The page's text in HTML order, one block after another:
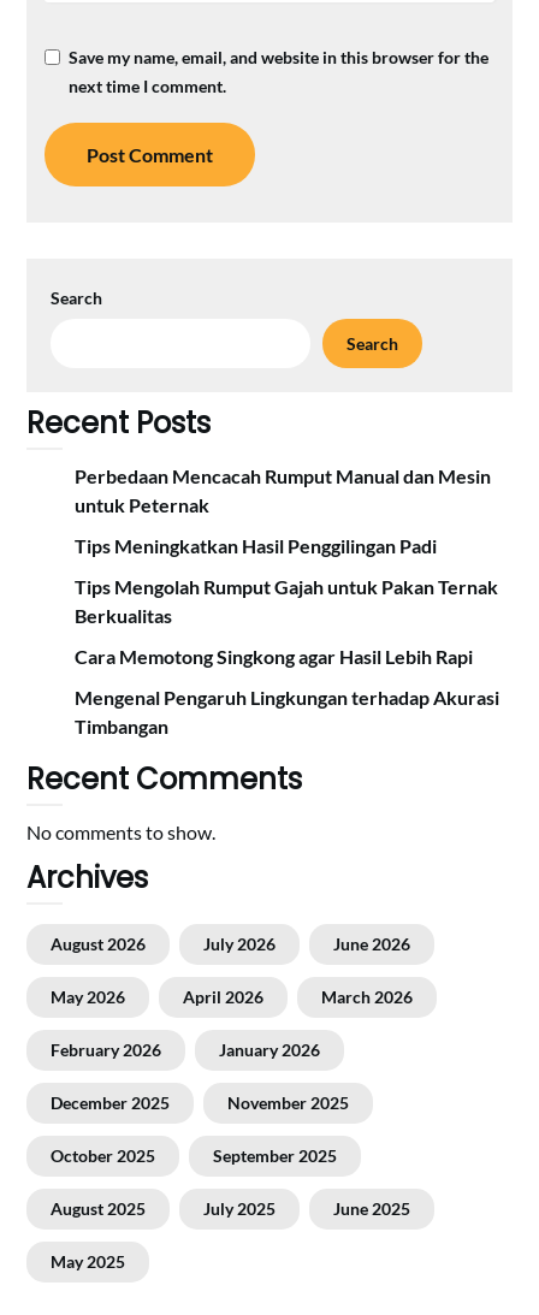
Save my name, email, and website in this browser for the
next time I comment.
Search
Search
Recent Posts
Perbedaan Mencacah Rumput Manual dan Mesin
untuk Peternak
Tips Meningkatkan Hasil Penggilingan Padi
Tips Mengolah Rumput Gajah untuk Pakan Ternak
Berkualitas
Cara Memotong Singkong agar Hasil Lebih Rapi
Mengenal Pengaruh Lingkungan terhadap Akurasi
Timbangan
Recent Comments
No comments to show.
Archives
August 2026 July 2026 June 2026
May 2026 April 2026 March 2026
February 2026 January 2026
December 2025 November 2025
October 2025 September 2025
August 2025 July 2025 June 2025
May 2025